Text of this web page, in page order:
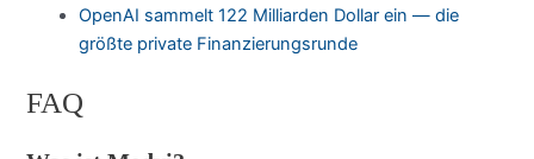
OpenAI sammelt 122 Milliarden Dollar ein — die
größte private Finanzierungsrunde
FAQ